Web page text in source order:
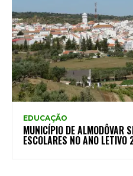
EDUCAÇÃO
MUNICÍPIO DE ALMODÔVAR
ESCOLARES NO ANO